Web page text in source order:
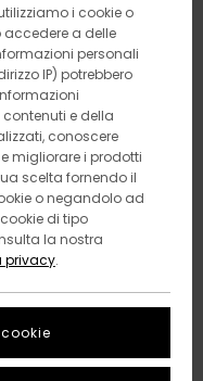
i cookie o
accedere a delle
personali
IP) potrebbero
e della
conoscere
migliorare i prodotti
scelta fornendo il
o negandolo ad
di tipo
la nostra
privacy.